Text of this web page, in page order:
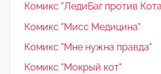
Комикс "ЛедиБаг против
Комикс "Мисс Медицина"
Комикс "Мне нужна правда"
Комикс "Мокрый кот"